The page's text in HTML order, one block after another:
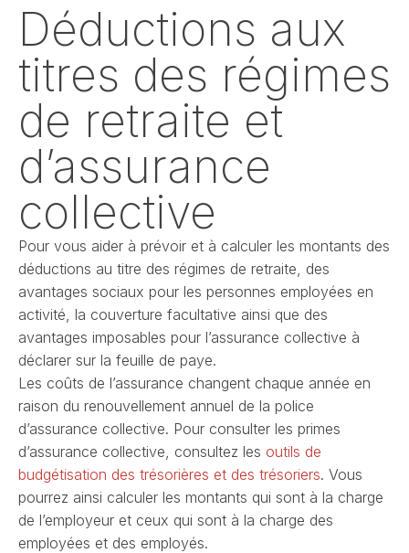
Déductions aux
titres des régimes
de retraite et
d’assurance
collective
Pour vous aider à prévoir et à calculer les montants des
déductions au titre des régimes de retraite, des
avantages sociaux pour les personnes employées en
activité, la couverture facultative ainsi que des
avantages imposables pour l’assurance collective à
déclarer sur la feuille de paye.
Les coûts de l’assurance changent chaque année en
raison du renouvellement annuel de la police
d’assurance collective. Pour consulter les primes
d’assurance collective, consultez les outils de
budgétisation des trésorières et des trésoriers. Vous
pourrez ainsi calculer les montants qui sont à la charge
de l’employeur et ceux qui sont à la charge des
employées et des employés.